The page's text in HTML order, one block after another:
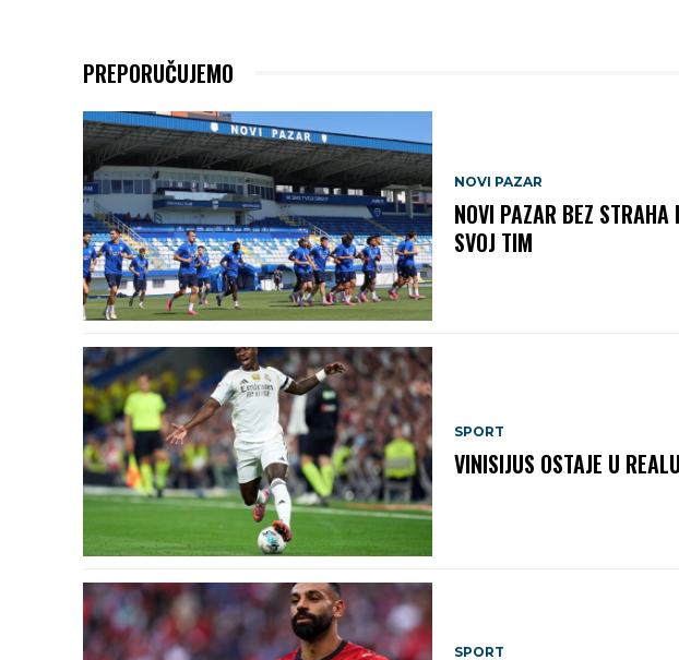
PREPORUČUJEMO
NOVI PAZAR
NOVI PAZAR BEZ
SVOJ TIM
SPORT
VINISIJUS OSTAJE U
SPORT